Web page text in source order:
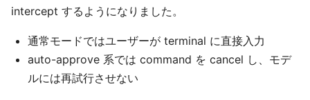
intercept するようになりました。
通常モードではユーザーが terminal に直接入力
auto-approve 系では command を cancel し、モデ
ルには再試行させない